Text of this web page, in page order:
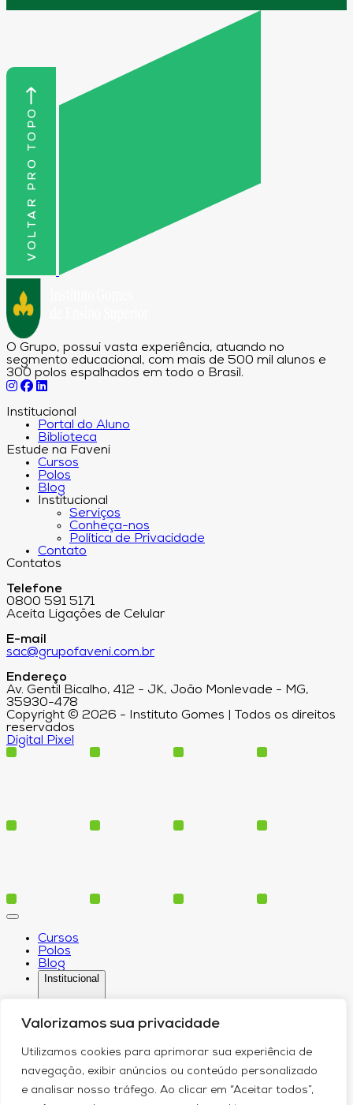
Valorizamos sua privacidade
Utilizamos cookies para aprimorar sua experiência de
navegação, exibir anúncios ou conteúdo personalizado
e analisar nosso tráfego. Ao clicar em “Aceitar todos”,
VOLTAR PRO TOPO
O Grupo, possui vasta experiência, atuando no
segmento educacional, com mais de 500 mil alunos e
300 polos espalhados em todo o Brasil.
Institucional
Portal do Aluno
Biblioteca
Estude na Faveni
Cursos
Polos
Blog
Institucional
Serviços
Conheça-nos
Política de Privacidade
Contato
Contatos
Telefone
0800 591 5171
Aceita Ligações de Celular
E-mail
sac@grupofaveni.com.br
Endereço
Av. Gentil Bicalho, 412 - JK, João Monlevade - MG,
35930-478
Copyright © 2026 - Instituto Gomes | Todos os direitos
reservados
Digital Pixel
Cursos
Polos
Blog
Institucional
Serviços
Política de Privacidade
Contato